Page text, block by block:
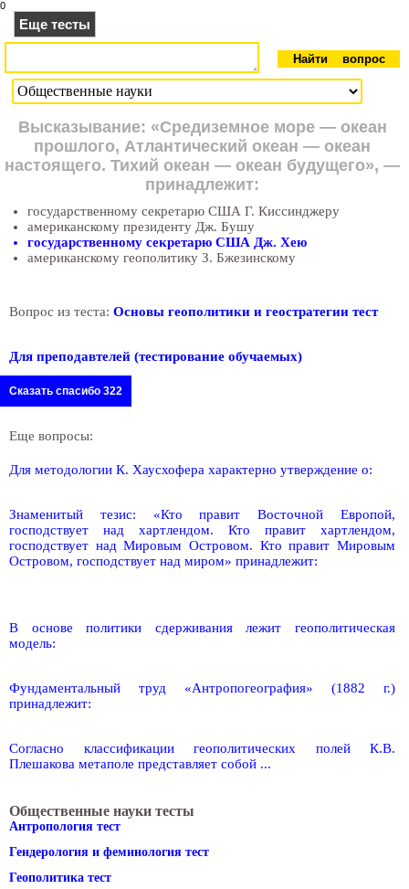
0
Еще тесты
Высказывание: «Средиземное море — океан
прошлого, Атлантический океан — океан
настоящего. Тихий океан — океан будущего», —
принадлежит:
государственному секретарю США Г. Киссинджеру
американскому президенту Дж. Бушу
государственному секретарю США Дж. Хею
американскому геополитику З. Бжезинскому
Вопрос из теста: Основы геополитики и геостратегии тест
Для преподавтелей (тестирование обучаемых)
Сказать спасибо 322
Еще вопросы:
Для методологии К. Хаусхофера характерно утверждение о:
Знаменитый тезис: «Кто правит Восточной Европой,
господствует над хартлендом. Кто правит хартлендом,
господствует над Мировым Островом. Кто правит Мировым
Островом, господствует над миром» принадлежит:
В основе политики сдерживания лежит геополитическая
модель:
Фундаментальный труд «Антропогеография» (1882 г.)
принадлежит:
Согласно классификации геополитических полей К.В.
Плешакова метаполе представляет собой ...
Общественные науки тесты
Антропология тест
Гендерология и феминология тест
Геополитика тест